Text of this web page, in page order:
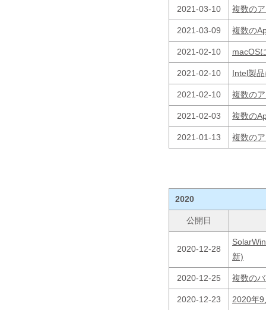
2021-03-10 複数の
2021-03-09 複数の
2021-02-10 macOS
2021-02-10 Intel製
2021-02-10 複数の
2021-02-03 複数の
2021-01-13 複数の
2020
公開日
2020-12-28
新)
2020-12-25 複数の
2020-12-23 2020年